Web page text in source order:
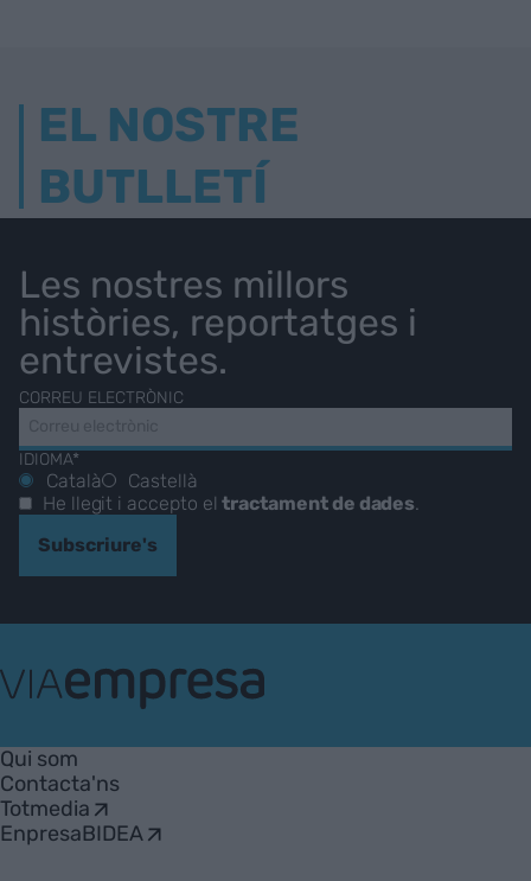
EL NOSTRE
BUTLLETÍ
Les nostres millors
històries, reportatges i
entrevistes.
CORREU ELECTRÒNIC
IDIOMA*
Català
Castellà
He llegit i accepto eltractament de dades.
Subscriure's
Empresa
Qui som
Contacta'ns
Totmedia
EnpresaBIDEA